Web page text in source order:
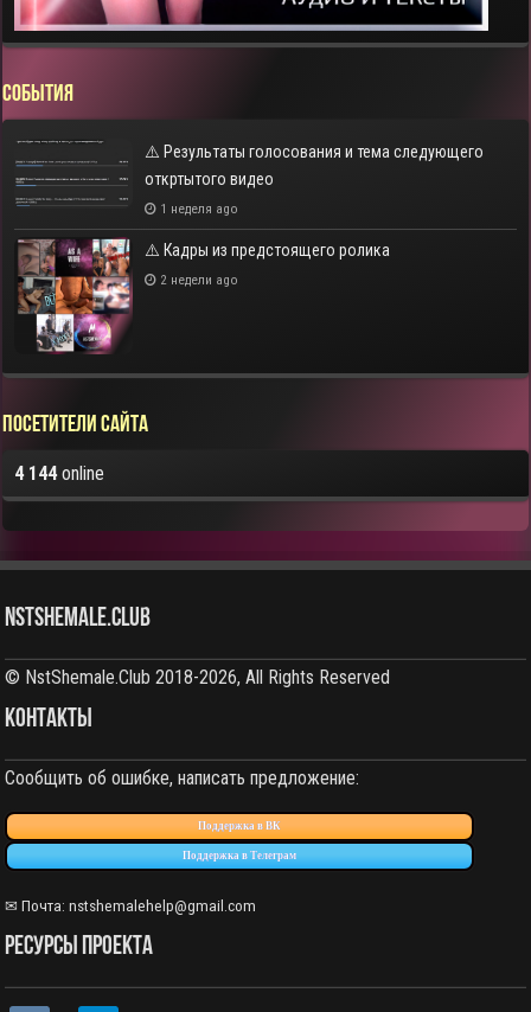
СОБЫТИЯ
⚠️ Результаты голосования и тема следующего
откртытого видео
1 неделя ago
⚠️ Кадры из предстоящего ролика
2 недели ago
Посетители сайта
4 144online
NstShemale.Club
© NstShemale.Club 2018-2026, All Rights Reserved
КОНТАКТЫ
Сообщить об ошибке, написать предложение:
Поддержка в ВК
Поддержка в Телеграм
✉ Почта: nstshemalehelp@gmail.com
РЕСУРСЫ ПРОЕКТА